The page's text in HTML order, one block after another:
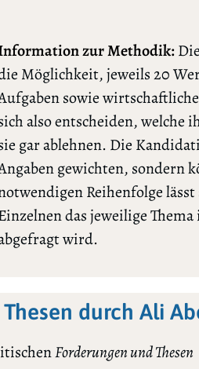
zur Methodik:
Möglichkeit, jeweils 20
sowie
also entscheiden, welche
gar ablehnen. Die
gewichten, sondern
Reihenfolge
das jeweilige
wird.
durch Ali
Forderungen und Thesen